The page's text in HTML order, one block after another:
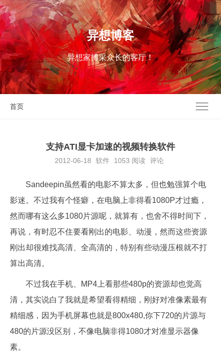
异想博客
异想家博采众长的客厅！
首页
支持ATI显卡加速的视频转换软件
2012-06-18 软件 1053 阅读 评论
Sandeepin虽然看的电影不算太多，但也勉强算个电
影迷。不过我有个怪癖，在电脑上非得看1080P才过瘾，
然而哪有这么多1080片源呢，就算有，也舍不得时间下，
再说，有时忍不住要看刚出的电影、动漫，然而这些资源
刚出却很难找高清、全高清的，特别有些动漫压根就不打
算出高清。
不过我在手机、MP4上看那些480p的资源却也觉高
清，其实说白了我就是希望看得精细，刚好对准像素最有
精细感，因为手机屏幕也就是800x480,你下720的片源与
480的片源没区别，不像电脑非得1080才对准显示器像
素。